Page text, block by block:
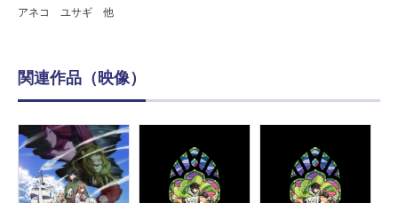
アネコ ユサギ 他
関連作品（映像）